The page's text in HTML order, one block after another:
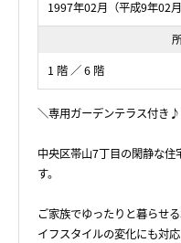
1997年02月（平成9年02月
1 階 ／ 6 階
＼専用ガーデンテラス付き
中央区帯山7丁目の閑静な
す。
ご家族でゆったりと暮らせ
イフスタイルの変化にも対